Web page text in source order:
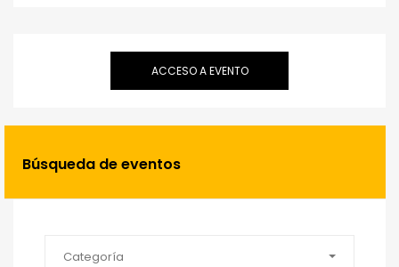
ACCESO A EVENTO
Búsqueda de eventos
Categoría